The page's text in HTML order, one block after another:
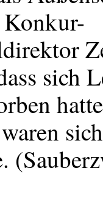
Konkur-
sich